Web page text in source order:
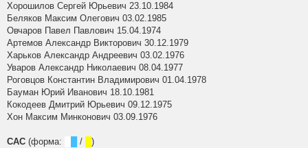
Хорошилов Сергей Юрьевич 23.10.1984
Беляков Максим Олегович 03.02.1985
Овчаров Павел Павлович 15.04.1974
Артемов Александр Викторович 30.12.1979
Харьков Александр Андреевич 03.02.1976
Уваров Александр Николаевич 08.04.1977
Роговцов Константин Владимирович 01.04.1978
Бауман Юрий Иванович 18.10.1981
Кокодеев Дмитрий Юрьевич 09.12.1975
Хон Максим Минконович 03.09.1976
САС (форма: /
)